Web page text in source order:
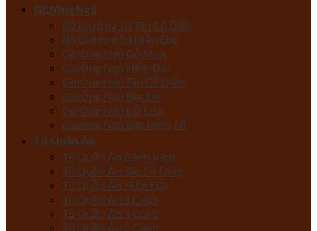
Giường Ngủ
Bộ Giường Tủ Tân Cổ Điển
Bộ Giường Tủ Hiện Đại
Giường Ngủ Gỗ Mun
Giường Ngủ Hiện Đại
Giường Ngủ Tân Cổ Điển
Giường Ngủ Bọc Da
Giường Ngủ Cỡ Lớn
Giường Ngủ Bọc Nệm, Nỉ
Tủ Quần Áo
Tủ Quần Áo Cánh Kính
Tủ Quần Áo Tân Cổ Điển
Tủ Quần Áo Hiện Đại
Tủ Quần Áo 3 Cánh
Tủ Quần Áo 4 Cánh
Tủ Quần Áo 5 Cánh